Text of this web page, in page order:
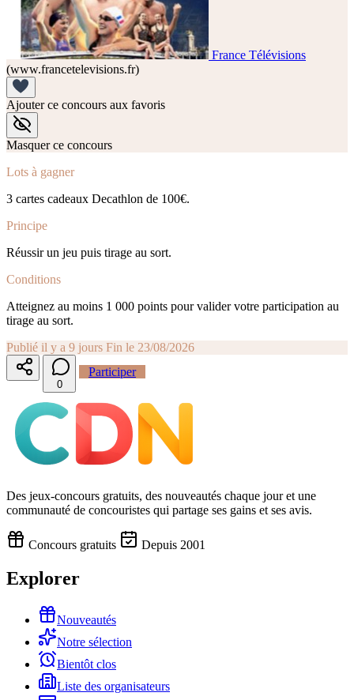
France Télévisions
(www.francetelevisions.fr)
Ajouter ce concours aux favoris
Masquer ce concours
Lots à gagner
3 cartes cadeaux Decathlon de 100€.
Principe
Réussir un jeu puis tirage au sort.
Conditions
Atteignez au moins 1 000 points pour valider votre participation au
tirage au sort.
Publié il y a 9 jours Fin le 23/08/2026
0
Participer
Des jeux-concours gratuits, des nouveautés chaque jour et une
communauté de concouristes qui partage ses gains et ses avis.
Concours gratuits Depuis 2001
Explorer
Nouveautés
Notre sélection
Bientôt clos
Liste des organisateurs